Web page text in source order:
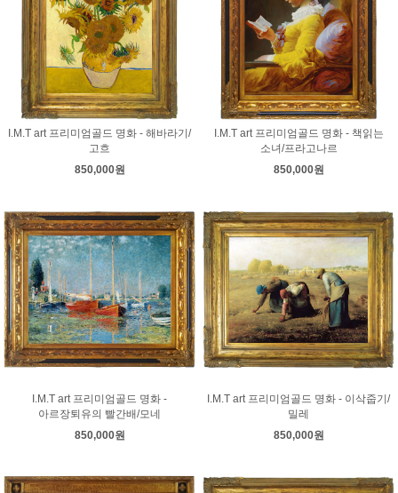
I.M.T art 프리미엄골드 명화 - 해바라기/
고흐
850,000원
I.M.T art 프리미엄골드 명화 - 책읽는
소녀/프라고나르
850,000원
I.M.T art 프리미엄골드 명화 -
아르장퇴유의 빨간배/모네
850,000원
I.M.T art 프리미엄골드 명화 - 이삭줍기/
밀레
850,000원